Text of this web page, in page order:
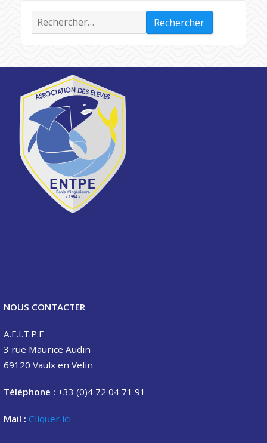
Rechercher :
NOUS CONTACTER
A.E.I.T.P.E
3 rue Maurice Audin
69120 Vaulx en Velin
Téléphone : +33 (0)4 72 04 71 91
Mail : Cliquer ici